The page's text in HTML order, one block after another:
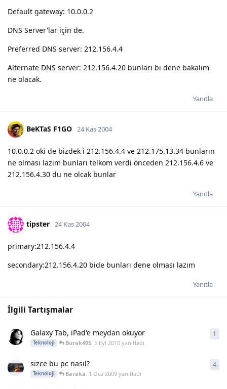
Default gateway: 10.0.0.2
DNS Server'lar için de.
Preferred DNS server: 212.156.4.4
Alternate DNS server: 212.156.4.20 bunları bi dene bakalım
ne olacak.
Yanıtla
BeKTaS F1GO 24 Kas 2004
10.0.0.2 oki de bizdek i 212.156.4.4 ve 212.175.13.34 bunların
ne olması lazım bunları telkom verdi önceden 212.156.4.6 ve
212.156.4.30 du ne olcak bunlar
Yanıtla
tipster 24 Kas 2004
primary:212.156.4.4
secondary:212.156.4.20 bide bunları dene olması lazım
Yanıtla
İlgili Tartışmalar
Galaxy Tab, iPad'e meydan okuyor
Teknoloji Burak495, 5 Eyl 2010 yanıtladı
1
sizce bu pc nasıl?
Teknoloji Baraka, 1 Oca 2009 yanıtladı
4